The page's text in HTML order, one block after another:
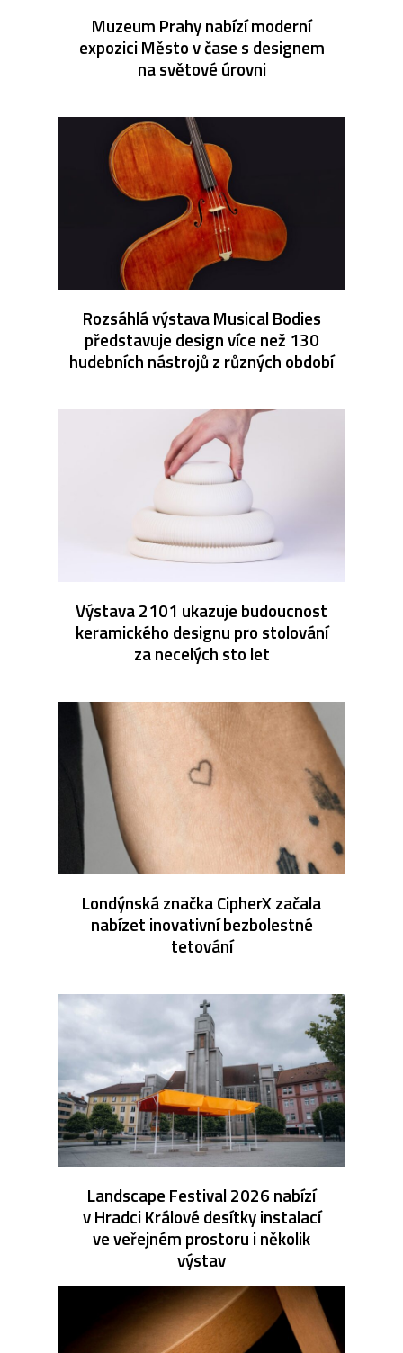
Muzeum Prahy nabízí moderní
expozici Město v čase s designem
na světové úrovni
Rozsáhlá výstava Musical Bodies
představuje design více než 130
hudebních nástrojů z různých období
Výstava 2101 ukazuje budoucnost
keramického designu pro stolování
za necelých sto let
Londýnská značka CipherX začala
nabízet inovativní bezbolestné
tetování
Landscape Festival 2026 nabízí
v Hradci Králové desítky instalací
ve veřejném prostoru i několik
výstav